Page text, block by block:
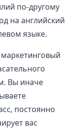
по-другому
на английский
языке.
Вы иначе
постоянно
вас